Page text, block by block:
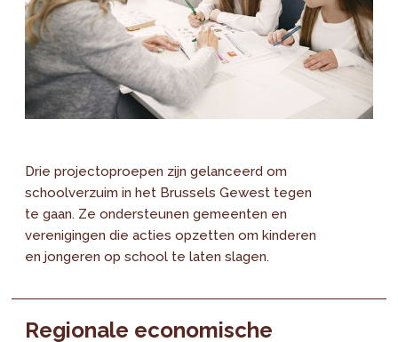
Drie projectoproepen zijn gelanceerd om
schoolverzuim in het Brussels Gewest tegen
te gaan. Ze ondersteunen gemeenten en
verenigingen die acties opzetten om kinderen
en jongeren op school te laten slagen.
Regionale economische